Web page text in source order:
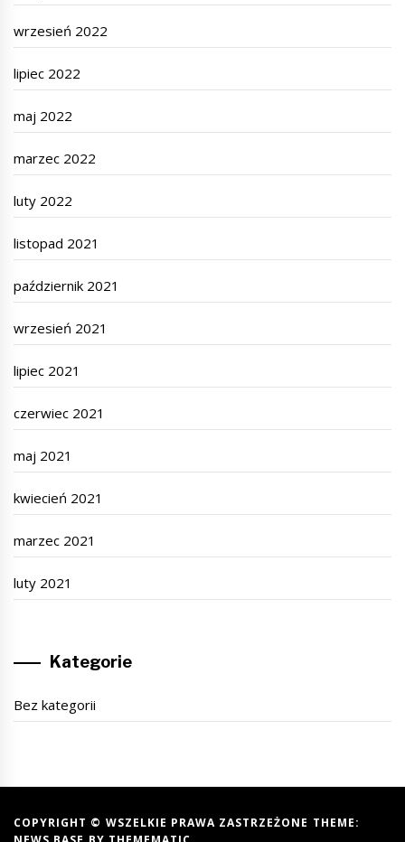
wrzesień 2022
lipiec 2022
maj 2022
marzec 2022
luty 2022
listopad 2021
październik 2021
wrzesień 2021
lipiec 2021
czerwiec 2021
maj 2021
kwiecień 2021
marzec 2021
luty 2021
Kategorie
Bez kategorii
COPYRIGHT © WSZELKIE PRAWA ZASTRZEŻONE THEME: